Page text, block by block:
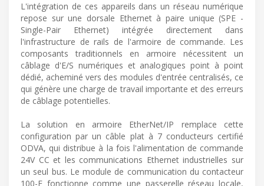
L'intégration de ces appareils dans un réseau numérique
repose sur une dorsale Ethernet à paire unique (SPE -
Single-Pair Ethernet) intégrée directement dans
l'infrastructure de rails de l'armoire de commande. Les
composants traditionnels en armoire nécessitent un
câblage d'E/S numériques et analogiques point à point
dédié, acheminé vers des modules d'entrée centralisés, ce
qui génère une charge de travail importante et des erreurs
de câblage potentielles.
La solution en armoire EtherNet/IP remplace cette
configuration par un câble plat à 7 conducteurs certifié
ODVA, qui distribue à la fois l'alimentation de commande
24V CC et les communications Ethernet industrielles sur
un seul bus. Le module de communication du contacteur
100-E fonctionne comme une passerelle réseau locale,